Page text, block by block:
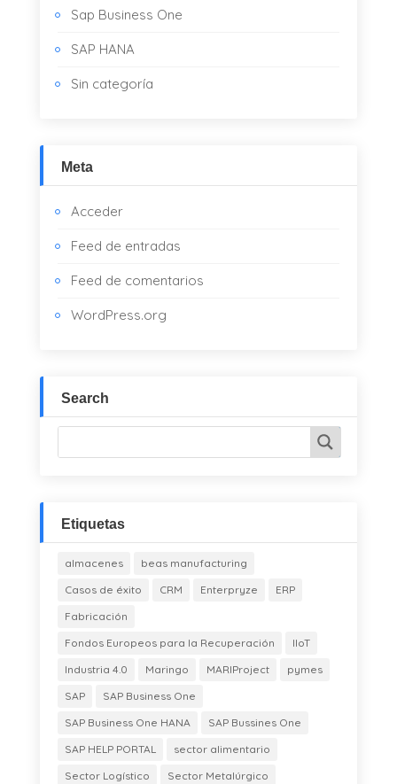
Sap Business One
SAP HANA
Sin categoría
Meta
Acceder
Feed de entradas
Feed de comentarios
WordPress.org
Search
Etiquetas
almacenes
beas manufacturing
Casos de éxito
CRM Enterpryze
ERP
Fabricación
Fondos Europeos para la Recuperación
IIoT
Industria 4.0
Maringo MARIProject
pymes
SAP
SAP Business One
SAP Business One HANA
SAP Bussines One
SAP HELP PORTAL
sector alimentario
Sector Logístico
Sector Metalúrgico